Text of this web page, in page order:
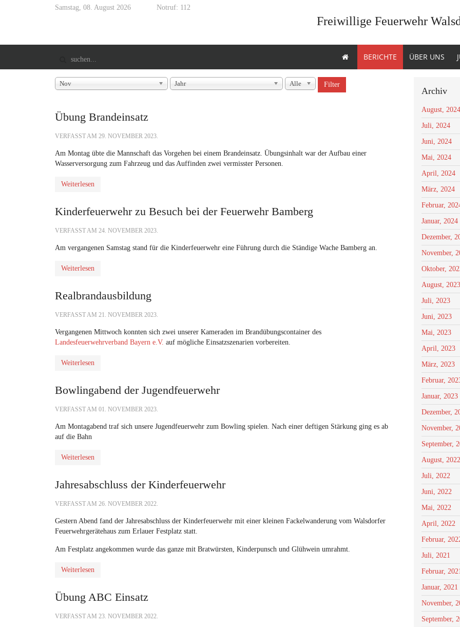
Samstag, 08. August 2026 Notruf: 112
Freiwillige Feuerwehr
BERICHTE ÜBER UNS
Nov Jahr Alle Filter
Übung Brandeinsatz
VERFASST AM 29. NOVEMBER 2023.
Am Montag übte die Mannschaft das Vorgehen bei einem Brandeinsatz. Übungsinhalt war der Aufbau einer
Wasserversorgung zum Fahrzeug und das Auffinden zwei vermisster Personen.
Weiterlesen
Kinderfeuerwehr zu Besuch bei der Feuerwehr Bamberg
VERFASST AM 24. NOVEMBER 2023.
Am vergangenen Samstag stand für die Kinderfeuerwehr eine Führung durch die Ständige Wache Bamberg an.
Weiterlesen
Realbrandausbildung
VERFASST AM 21. NOVEMBER 2023.
Vergangenen Mittwoch konnten sich zwei unserer Kameraden im Brandübungscontainer des
Landesfeuerwehrverband Bayern e.V. auf mögliche Einsatzszenarien vorbereiten.
Weiterlesen
Bowlingabend der Jugendfeuerwehr
VERFASST AM 01. NOVEMBER 2023.
Am Montagabend traf sich unsere Jugendfeuerwehr zum Bowling spielen. Nach einer deftigen Stärkung ging es ab
auf die Bahn
Weiterlesen
Jahresabschluss der Kinderfeuerwehr
VERFASST AM 26. NOVEMBER 2022.
Gestern Abend fand der Jahresabschluss der Kinderfeuerwehr mit einer kleinen Fackelwanderung vom Walsdorfer
Feuerwehrgerätehaus zum Erlauer Festplatz statt.
Am Festplatz angekommen wurde das ganze mit Bratwürsten, Kinderpunsch und Glühwein umrahmt.
Weiterlesen
Übung ABC Einsatz
VERFASST AM 23. NOVEMBER 2022.
Archiv
August, 2024
Juli, 2024
Juni, 2024
Mai, 2024
April, 2024
März, 2024
Februar,
Januar, 2024
Dezember,
November,
Oktober,
August, 2023
Juli, 2023
Juni, 2023
Mai, 2023
April, 2023
März, 2023
Februar,
Januar, 2023
Dezember,
November,
September,
August, 2022
Juli, 2022
Juni, 2022
Mai, 2022
April, 2022
Februar,
Juli, 2021
Februar,
Januar, 2021
November,
September,